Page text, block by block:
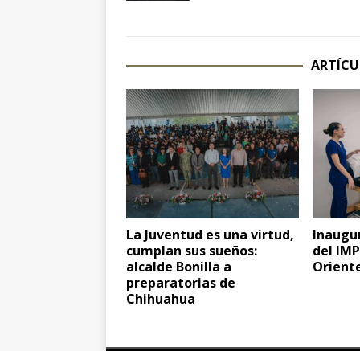
La Juventud es una virtud,
cumplan sus sueños:
alcalde Bonilla a
preparatorias de
Chihuahua
del